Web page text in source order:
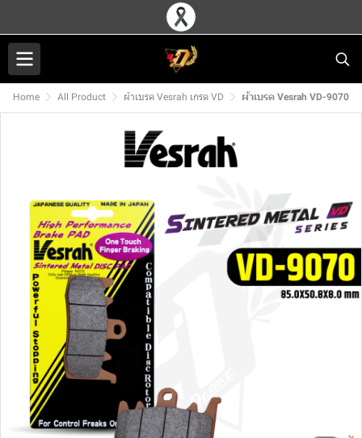
Home All Product ผ้าเบรค Vesrah เกรด VD ผ้าเบรค Vesrah VD-9070